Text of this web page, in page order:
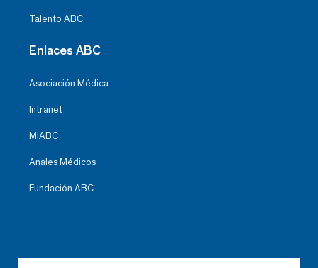
Talento ABC
Enlaces ABC
Asociación Médica
Intranet
MiABC
Anales Médicos
Fundación ABC